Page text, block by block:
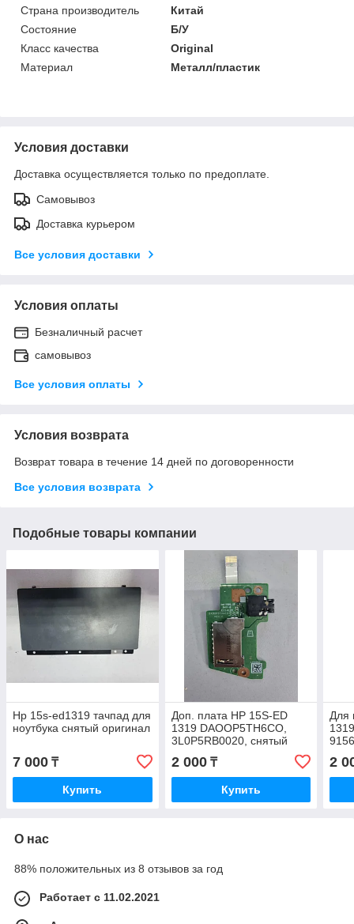
Страна производитель
Китай
Состояние
Б/У
Класс качества
Original
Материал
Металл/пластик
Условия доставки
Доставка осуществляется только по предоплате.
Самовывоз
Доставка курьером
Все условия доставки
Условия оплаты
Безналичный расчет
самовывоз
Все условия оплаты
Условия возврата
Возврат товара в течение 14 дней по договоренности
Все условия возврата
Подобные товары компании
Hp 15s-ed1319 тачпад для
ноутбука снятый оригинал
7 000 ₸
Купить
Доп. плата HP 15S-ED
1319 DAOOP5TH6CO,
3L0P5RB0020, снятый
оригинал
2 000₸
Купить
Для
2
О нас
88% положительных из 8 отзывов за год
Работает с 11.02.2021